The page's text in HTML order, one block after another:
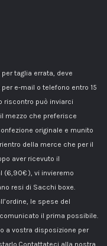
taglia errata, deve
e-mail o telefono entro 15
riscontro può inviarci
mezzo che preferisce
originale e munito
della merce che per il
aver ricevuto il
(6,90€ ), vi invieremo
resi di Sacchi boxe.
le spese del
il prima possibile.
a vostra disposizione per
alla nostra